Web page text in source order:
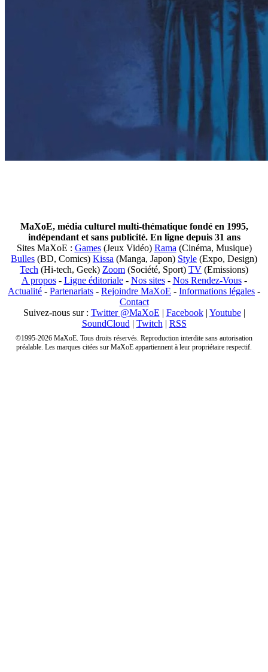
MaXoE, média culturel multi-thématique fondé en 1995,
indépendant et sans publicité. En ligne depuis 31 ans
Sites MaXoE : Games(Jeux Vidéo) Rama (Cinéma, Musique)
Bulles (BD, Comics) Kissa (Manga, Japon) Style (Expo, Design)
Tech (Hi-tech, Geek) Zoom (Société, Sport) TV (Emissions)
A propos- Ligne éditoriale- Nos sites- Nos Rendez-Vous-
Actualité - Partenariats - Rejoindre MaXoE - Informations légales -
Contact
Suivez-nous sur : Twitter @MaXoE | Facebook| Youtube|
SoundCloud | Twitch | RSS
©1995-2026 MaXoE. Tous droits réservés. Reproduction interdite sans autorisation
préalable. Les marques citées sur MaXoE appartiennent à leur propriétaire respectif.